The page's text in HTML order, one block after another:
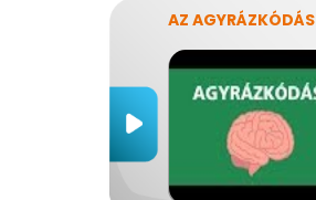
AZ AGYRÁZKÓDÁS